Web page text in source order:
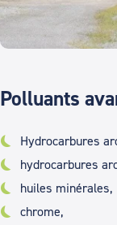
Polluants
Hydrocarbures
hydrocarbures
huiles minérales,
chrome,